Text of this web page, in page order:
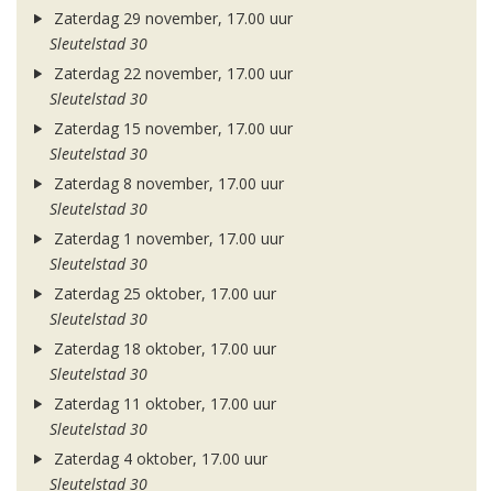
Zaterdag 29 november, 17.00 uur
Sleutelstad 30
Zaterdag 22 november, 17.00 uur
Sleutelstad 30
Zaterdag 15 november, 17.00 uur
Sleutelstad 30
Zaterdag 8 november, 17.00 uur
Sleutelstad 30
Zaterdag 1 november, 17.00 uur
Sleutelstad 30
Zaterdag 25 oktober, 17.00 uur
Sleutelstad 30
Zaterdag 18 oktober, 17.00 uur
Sleutelstad 30
Zaterdag 11 oktober, 17.00 uur
Sleutelstad 30
Zaterdag 4 oktober, 17.00 uur
Sleutelstad 30